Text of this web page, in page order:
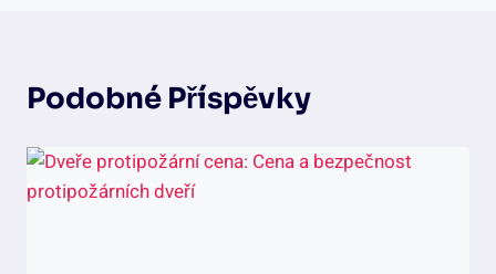
Podobné Příspěvky